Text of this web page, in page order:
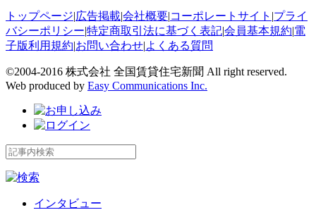
トップページ|広告掲載|会社概要|コーポレートサイト |プライ
バシーポリシー|特定商取引法に基づく表記|会員基本規約|電
子版利用規約|お問い合わせ|よくある質問
©2004-2016 株式会社 全国賃貸住宅新聞 All right reserved.
Web produced by Easy Communications Inc.
インタビュー